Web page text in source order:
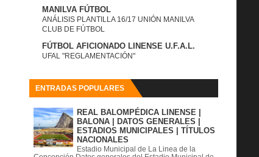
MANILVA FÚTBOL
ANÁLISIS PLANTILLA 16/17 UNIÓN MANILVA
CLUB DE FÚTBOL
FÚTBOL AFICIONADO LINENSE U.F.A.L.
UFAL "REGLAMENTACIÓN"
ENTRADAS POPULARES
REAL BALOMPÉDICA LINENSE |
BALONA | DATOS GENERALES |
ESTADIOS MUNICIPALES | TÍTULOS
NACIONALES
Estadio Municipal de La Linea de la